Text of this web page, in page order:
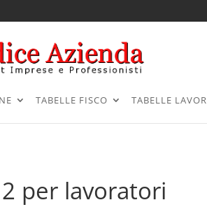
TABELLE FISCO TABELLE
per lavoratori